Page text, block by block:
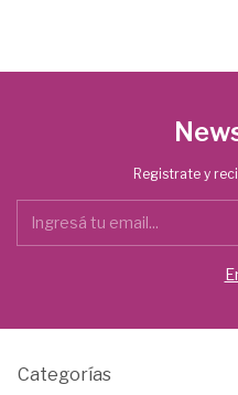
Registrate y
Categorías